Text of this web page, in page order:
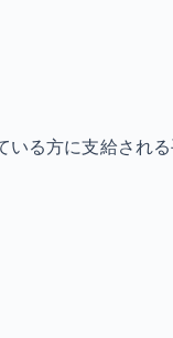
る方に支給される